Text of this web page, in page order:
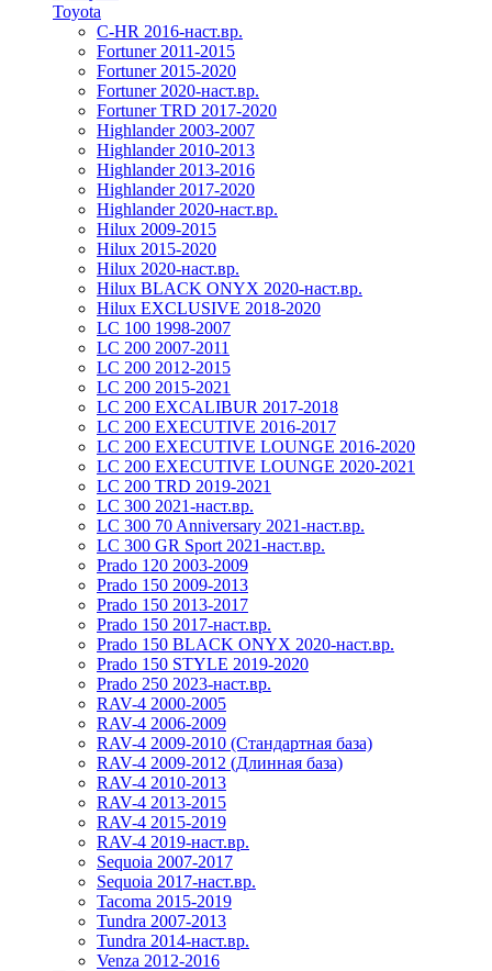
Toyota
C-HR 2016-наст.вр.
Fortuner 2011-2015
Fortuner 2015-2020
Fortuner 2020-наст.вр.
Fortuner TRD 2017-2020
Highlander 2003-2007
Highlander 2010-2013
Highlander 2013-2016
Highlander 2017-2020
Highlander 2020-наст.вр.
Hilux 2009-2015
Hilux 2015-2020
Hilux 2020-наст.вр.
Hilux BLACK ONYX 2020-наст.вр.
Hilux EXCLUSIVE 2018-2020
LC 100 1998-2007
LC 200 2007-2011
LC 200 2012-2015
LC 200 2015-2021
LC 200 EXCALIBUR 2017-2018
LC 200 EXECUTIVE 2016-2017
LC 200 EXECUTIVE LOUNGE 2016-2020
LC 200 EXECUTIVE LOUNGE 2020-2021
LC 200 TRD 2019-2021
LC 300 2021-наст.вр.
LC 300 70 Anniversary 2021-наст.вр.
LC 300 GR Sport 2021-наст.вр.
Prado 120 2003-2009
Prado 150 2009-2013
Prado 150 2013-2017
Prado 150 2017-наст.вр.
Prado 150 BLACK ONYX 2020-наст.вр.
Prado 150 STYLE 2019-2020
Prado 250 2023-наст.вр.
RAV-4 2000-2005
RAV-4 2006-2009
RAV-4 2009-2010 (Стандартная база)
RAV-4 2009-2012 (Длинная база)
RAV-4 2010-2013
RAV-4 2013-2015
RAV-4 2015-2019
RAV-4 2019-наст.вр.
Sequoia 2007-2017
Sequoia 2017-наст.вр.
Tacoma 2015-2019
Tundra 2007-2013
Tundra 2014-наст.вр.
Venza 2012-2016